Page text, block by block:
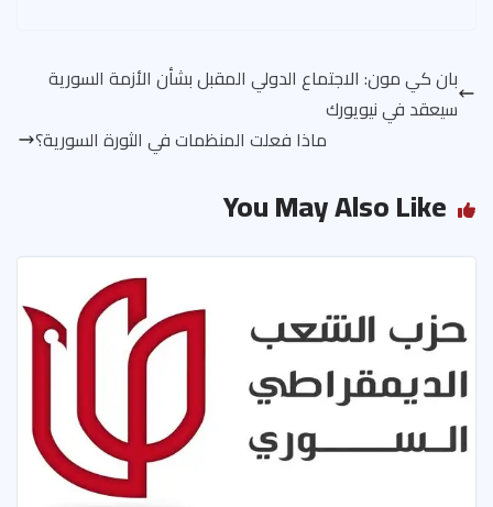
بان كي مون: الاجتماع الدولي المقبل بشأن الأزمة السورية
سيعقد في نيويورك
ماذا فعلت المنظمات في الثورة السورية؟
You May Also Like